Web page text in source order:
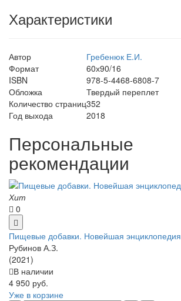
Характеристики
Автор
Гребенюк Е.И.
Формат
60х90/16
ISBN
978-5-4468-6808-7
Обложка
Твердый переплет
Количество страниц352
Год выхода
2018
Персональные
рекомендации
Хит
0
Пищевые добавки. Новейшая энциклопедия
Рубинов А.З.
(2021)
В наличии
4 950 руб.
Уже в корзине